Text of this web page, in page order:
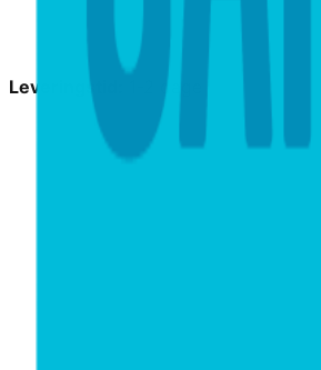
Leveringstid: 1-2 dage